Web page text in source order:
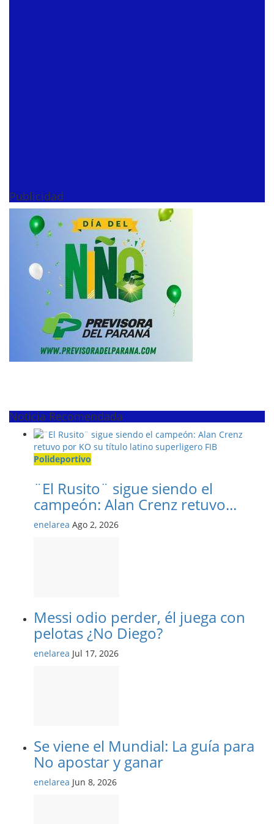
Publicidad
Noticia Recomendada
Polideportivo
¨El Rusito¨ sigue siendo el
campeón: Alan Crenz retuvo...
enelarea Ago 2, 2026
Messi odio perder, él juega con
pelotas ¿No Diego?
enelarea Jul 17, 2026
Se viene el Mundial: La guía para
No apostar y ganar
enelarea Jun 8, 2026